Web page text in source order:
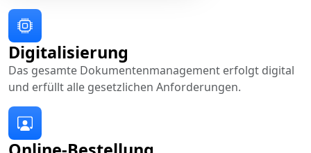
Digitalisierung
Das gesamte Dokumentenmanagement erfolgt digital
und erfüllt alle gesetzlichen Anforderungen.